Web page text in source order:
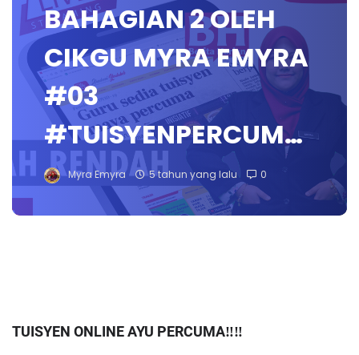
BAHAGIAN 2 OLEH
CIKGU MYRA EMYRA
#03
#TUISYENPERCUM…
Myra Emyra 5 tahun yang lalu 0
TUISYEN ONLINE AYU PERCUMA‼️‼️